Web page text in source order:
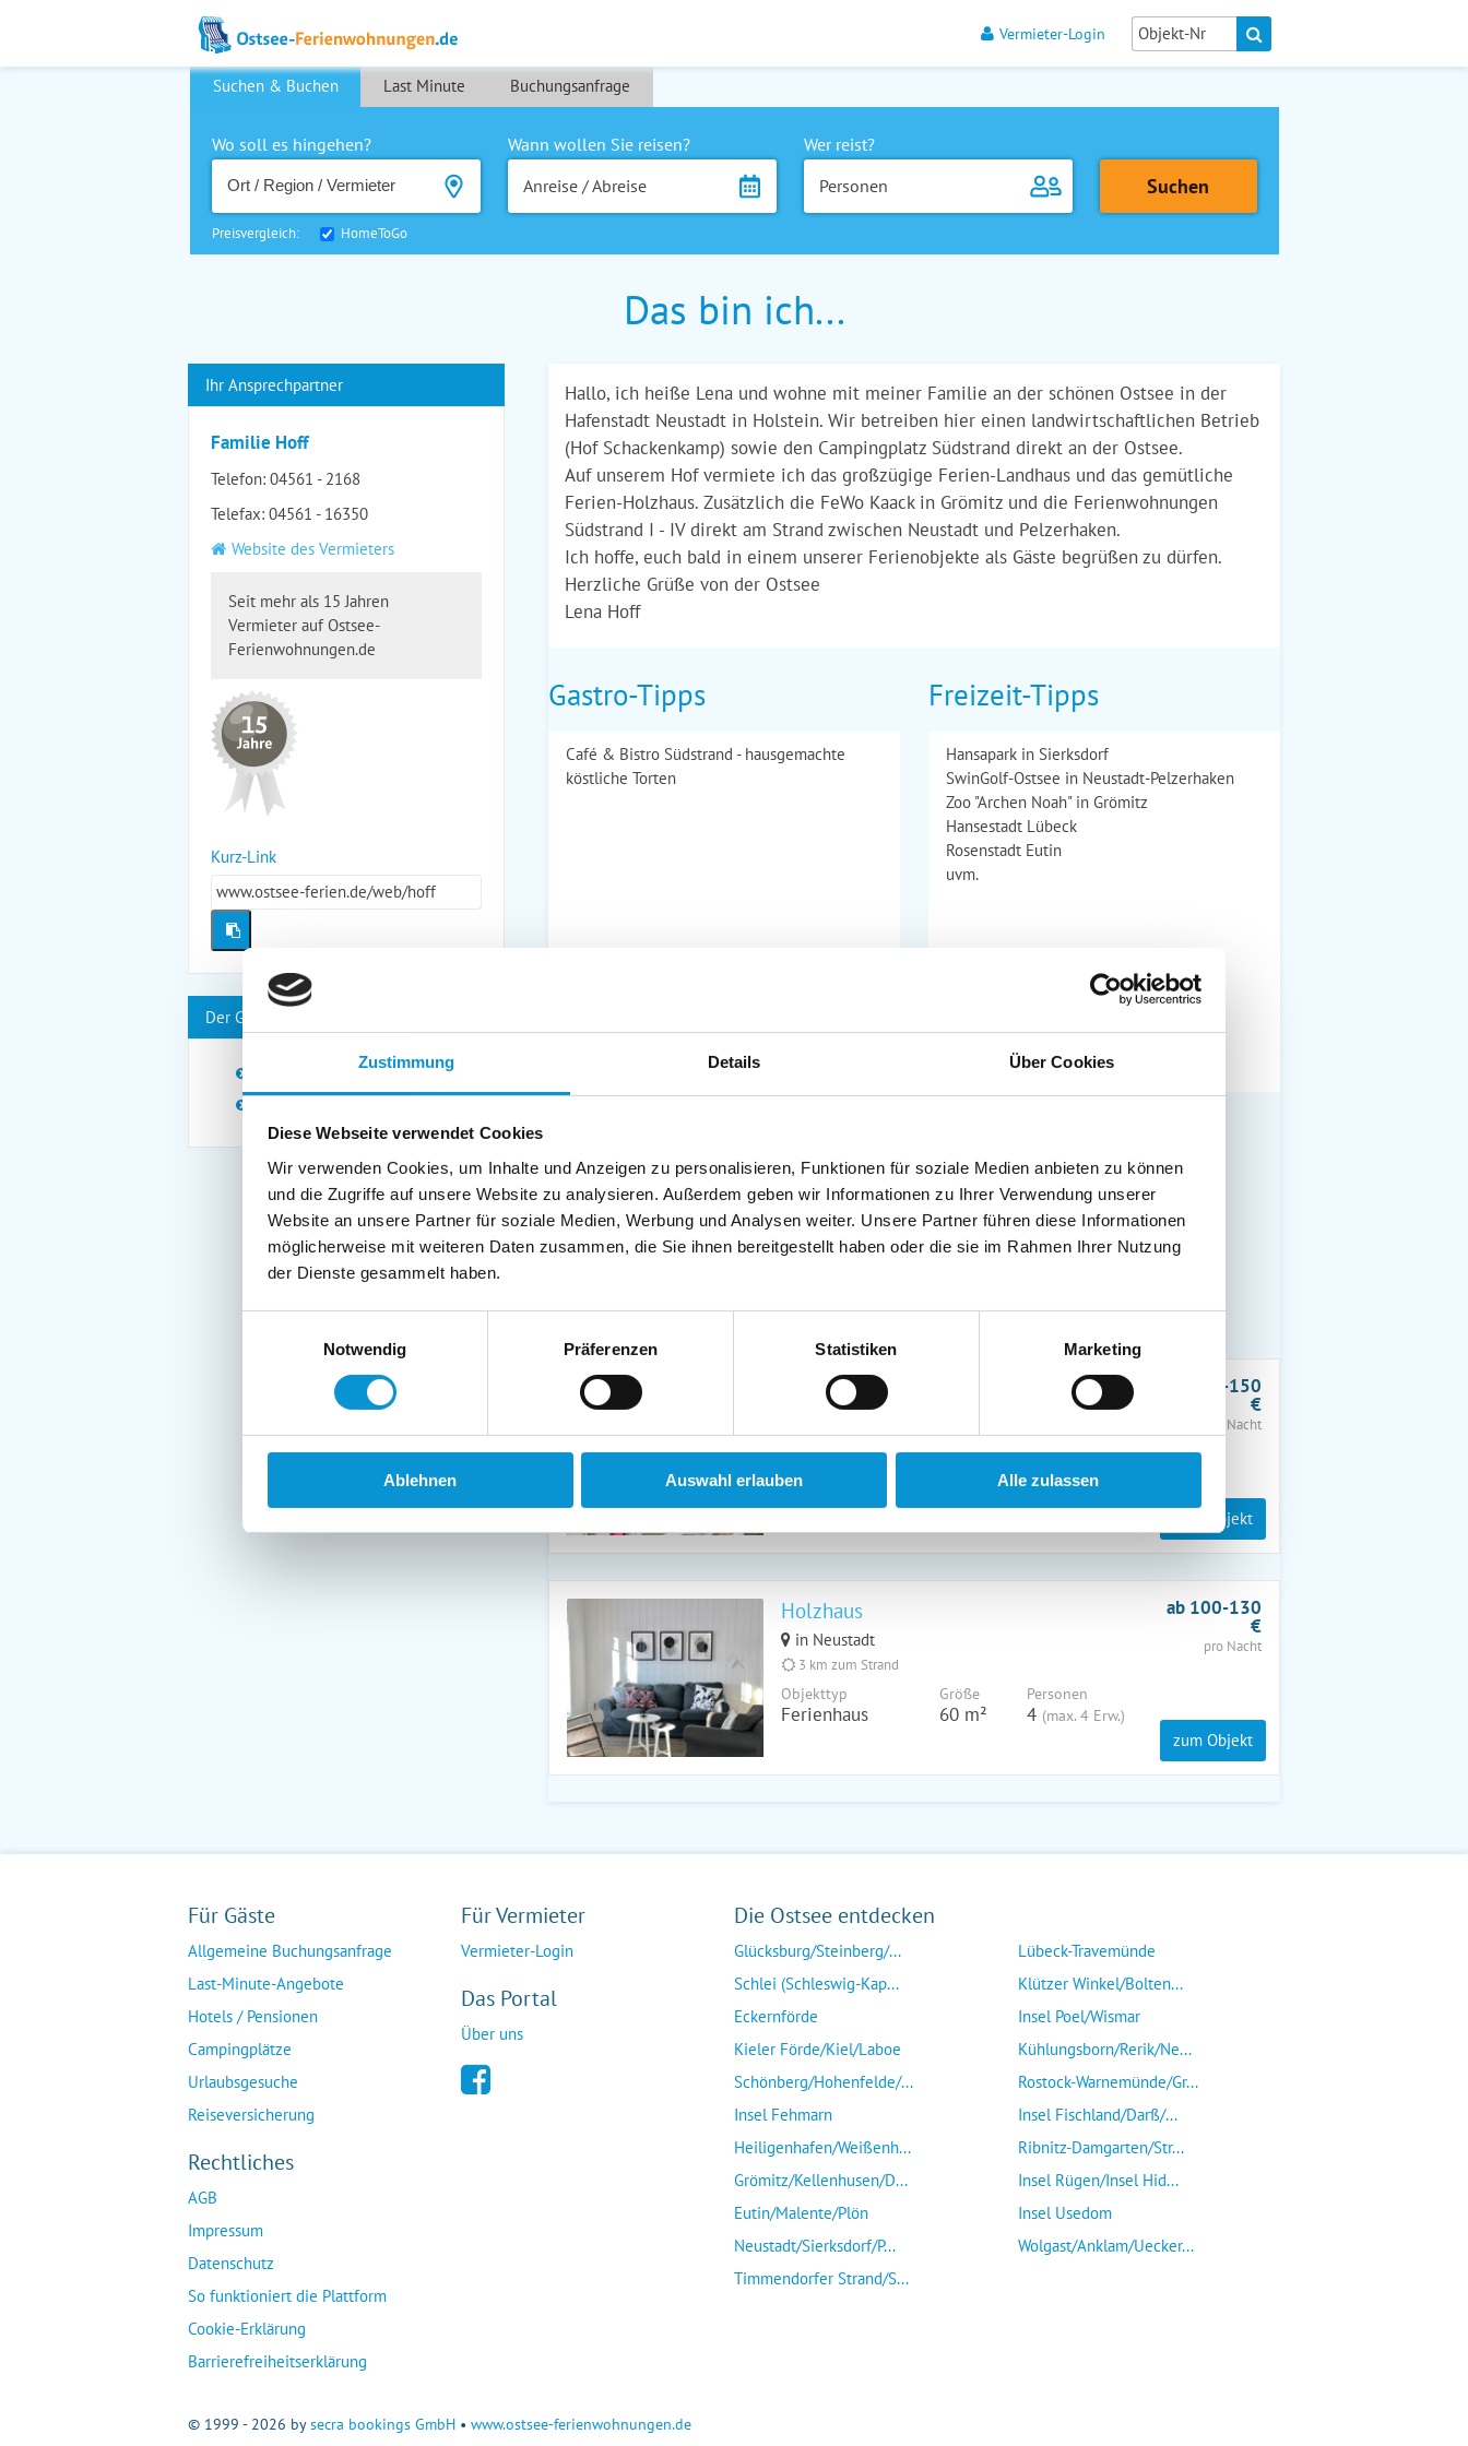
Zustimmung Details Über Cookies
Diese Webseite verwendet Cookies
Wir verwenden Cookies, um Inhalte und Anzeigen zu personalisieren, Funktionen für soziale Medien anbieten zu können
und die Zugriffe auf unsere Website zu analysieren. Außerdem geben wir Informationen zu Ihrer Verwendung unserer
Website an unsere Partner für soziale Medien, Werbung und Analysen weiter. Unsere Partner führen diese Informationen
möglicherweise mit weiteren Daten zusammen, die Sie ihnen bereitgestellt haben oder die sie im Rahmen Ihrer Nutzung
der Dienste gesammelt haben.
Notwendig
Präferenzen Statistiken Marketing
Ablehnen Auswahl erlauben Alle zulassen
Vermieter-Login
Suchen & Buchen Last Minute Buchungsanfrage
Wo soll es hingehen?
Wann wollen Sie reisen?
Anreise / Abreise
Wer reist?
Personen
Preisvergleich: HomeToGo
Das bin ich...
Ihr Ansprechpartner
Familie Hoff
Telefon: 04561 - 2168
Telefax: 04561 - 16350
Website des Vermieters
Seit mehr als 15 Jahren
Vermieter auf Ostsee-
Ferienwohnungen.de
Kurz-Link
www.ostsee-ferien.de/web/hoff
Der Gastgeber spricht:
Hallo, ich heiße Lena und wohne mit meiner Familie an der schönen Ostsee in der
Hafenstadt Neustadt in Holstein. Wir betreiben hier einen landwirtschaftlichen Betrieb
(Hof Schackenkamp) sowie den Campingplatz Südstrand direkt an der Ostsee.
Auf unserem Hof vermiete ich das großzügige Ferien-Landhaus und das gemütliche
Ferien-Holzhaus. Zusätzlich die FeWo Kaack in Grömitz und die Ferienwohnungen
Südstrand I - IV direkt am Strand zwischen Neustadt und Pelzerhaken.
Ich hoffe, euch bald in einem unserer Ferienobjekte als Gäste begrüßen zu dürfen.
Herzliche Grüße von der Ostsee
Lena Hoff
Gastro-Tipps
Café & Bistro Südstrand - hausgemachte
köstliche Torten
Freizeit-Tipps
Hansapark in Sierksdorf
SwinGolf-Ostsee in Neustadt-Pelzerhaken
Zoo "Archen Noah" in Grömitz
Hansestadt Lübeck
Rosenstadt Eutin
uvm.
Objekte des Gastgebers
Landhaus
Ferienhaus
Personen
5
ab 120-150
€
pro Nacht
zum Objekt
Holzhaus
in Neustadt
3 km zum Strand
Objekttyp
Ferienhaus
Größe
60 m²
Personen
4 (max. 4 Erw.)
ab 100-130
€
pro Nacht
zum Objekt
Für Gäste
Allgemeine Buchungsanfrage
Last-Minute-Angebote
Hotels / Pensionen
Campingplätze
Urlaubsgesuche
Reiseversicherung
Rechtliches
AGB
Impressum
Datenschutz
So funktioniert die Plattform
Cookie-Erklärung
Barrierefreiheitserklärung
Für Vermieter
Vermieter-Login
Das Portal
Über uns
Die Ostsee entdecken
Glücksburg/Steinberg/...
Schlei (Schleswig-Kap...
Eckernförde
Kieler Förde/Kiel/Laboe
Schönberg/Hohenfelde/...
Insel Fehmarn
Heiligenhafen/Weißenh...
Grömitz/Kellenhusen/D...
Eutin/Malente/Plön
Neustadt/Sierksdorf/P...
Timmendorfer Strand/S...
Lübeck-Travemünde
Klützer Winkel/Bolten...
Insel Poel/Wismar
Kühlungsborn/Rerik/Ne...
Rostock-Warnemünde/Gr...
Insel Fischland/Darß/...
Ribnitz-Damgarten/Str...
Insel Rügen/Insel Hid...
Insel Usedom
Wolgast/Anklam/Uecker...
© 1999 - 2026 bysecra bookings GmbH • www.ostsee-ferienwohnungen.de